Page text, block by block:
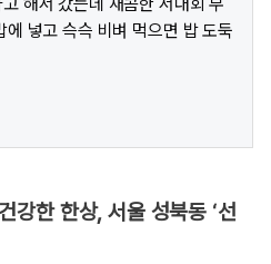
해서 갔는데 새콤한 서대회 무
에 넣고 슥슥 비벼 먹으면 밥 도둑
강한 한상, 서울 성북동 ‘선